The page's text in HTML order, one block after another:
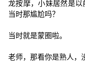
龙按摩，小妹居然是
当时那尴尬吗？
当时就是蒙圈啦。
老师，那看你是熟人，